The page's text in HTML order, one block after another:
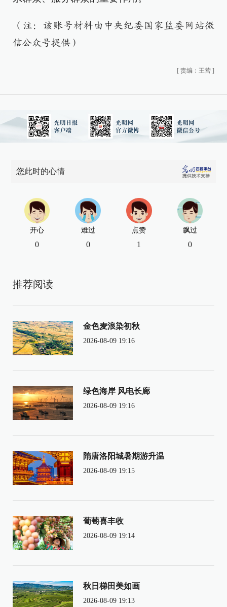
（注：该账号材料由中央纪委国家监委网站微
信公众号提供）
[ 责编：王营 ]
您此时的心情
开心
0
难过
0
点赞
1
飘过
0
推荐阅读
金色麦浪染初秋
2026-08-09 19:16
绿色海岸 风电长廊
2026-08-09 19:16
隋唐洛阳城暑期游升温
2026-08-09 19:15
葡萄喜丰收
2026-08-09 19:14
秋日梯田美如画
2026-08-09 19:13